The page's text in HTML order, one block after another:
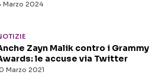
Marzo 2024
Marzo 2021
Zayn Malik contro i Grammy
le accuse via Twitter